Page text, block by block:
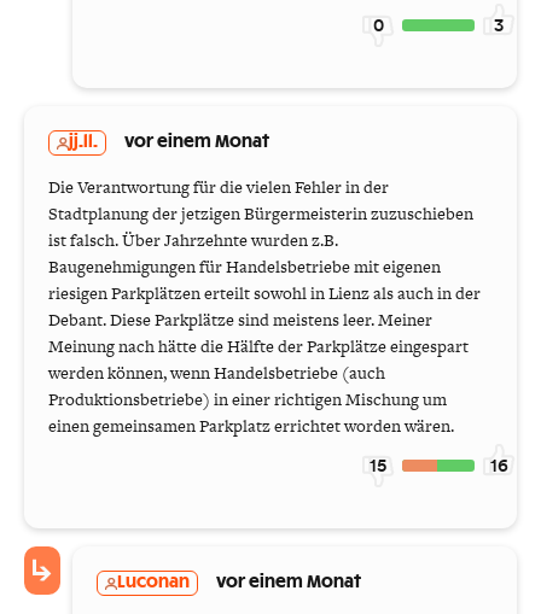
0 3
jj.ll. vor einem Monat
Die Verantwortung für die vielen Fehler in der
Stadtplanung der jetzigen Bürgermeisterin zuzuschieben
ist falsch. Über Jahrzehnte wurden z.B.
Baugenehmigungen für Handelsbetriebe mit eigenen
riesigen Parkplätzen erteilt sowohl in Lienz als auch in der
Debant. Diese Parkplätze sind meistens leer. Meiner
Meinung nach hätte die Hälfte der Parkplätze eingespart
werden können, wenn Handelsbetriebe (auch
Produktionsbetriebe) in einer richtigen Mischung um
einen gemeinsamen Parkplatz errichtet worden wären.
15 16
Luconan vor einem Monat